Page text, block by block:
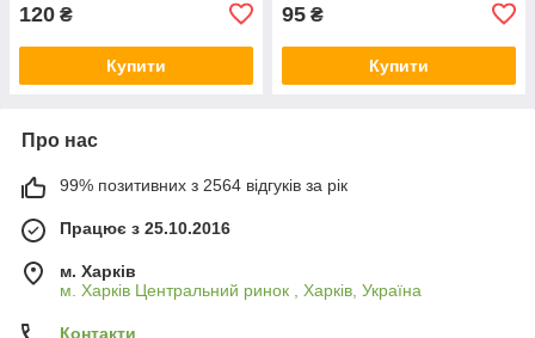
120 ₴
Купити
95 ₴
Купити
Про нас
99% позитивних з 2564 відгуків за рік
Працює з 25.10.2016
м. Харків
м. Харків Центральний ринок , Харків, Україна
Контакти